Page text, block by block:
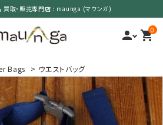
買取・販売専門店 : maunga (マウンガ)
person 0
shopping_cart
search
Bags > ウエストバッグ